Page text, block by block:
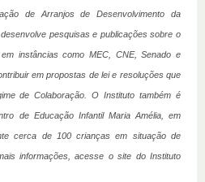
de Arranjos de Desenvolvimento da
pesquisas e publicações sobre o
instâncias como MEC, CNE, Senado e
em propostas de lei e resoluções que
de Colaboração. O Instituto também é
de Educação Infantil Maria Amélia, em
cerca de 100 crianças em situação de
informações, acesse o site do Instituto